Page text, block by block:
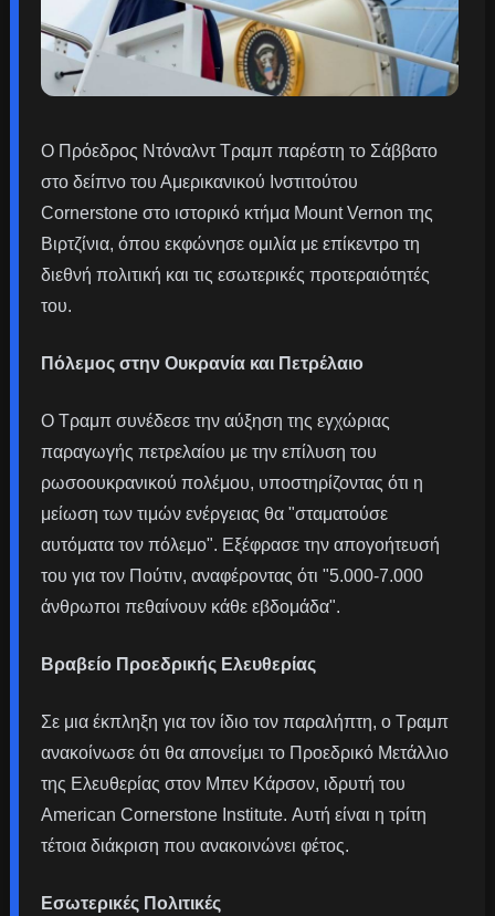
Ο Πρόεδρος Ντόναλντ Τραμπ παρέστη το Σάββατο
στο δείπνο του Αμερικανικού Ινστιτούτου
Cornerstone στο ιστορικό κτήμα Mount Vernon της
Βιρτζίνια, όπου εκφώνησε ομιλία με επίκεντρο τη
διεθνή πολιτική και τις εσωτερικές προτεραιότητές
του.
Πόλεμος στην Ουκρανία και Πετρέλαιο
Ο Τραμπ συνέδεσε την αύξηση της εγχώριας
παραγωγής πετρελαίου με την επίλυση του
ρωσοουκρανικού πολέμου, υποστηρίζοντας ότι η
μείωση των τιμών ενέργειας θα "σταματούσε
αυτόματα τον πόλεμο". Εξέφρασε την απογοήτευσή
του για τον Πούτιν, αναφέροντας ότι "5.000-7.000
άνθρωποι πεθαίνουν κάθε εβδομάδα".
Βραβείο Προεδρικής Ελευθερίας
Σε μια έκπληξη για τον ίδιο τον παραλήπτη, ο Τραμπ
ανακοίνωσε ότι θα απονείμει το Προεδρικό Μετάλλιο
της Ελευθερίας στον Μπεν Κάρσον, ιδρυτή του
American Cornerstone Institute. Αυτή είναι η τρίτη
τέτοια διάκριση που ανακοινώνει φέτος.
Εσωτερικές Πολιτικές